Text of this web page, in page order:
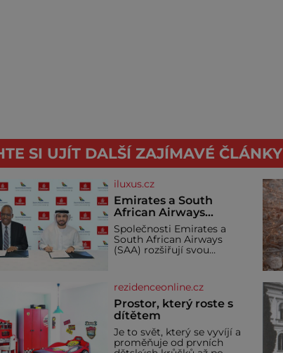
SI UJÍT DALŠÍ ZAJÍMAVÉ ČLÁNKY
iluxus.cz
Emirates a South
African Airways
rozšiřují partnerství.
Cestujícím nově
zpřístupní dalších
Společnosti Emirates a
South African Airways
(SAA) rozšiřují svou
dohoda zpřístupní
cestujícím devět dalších
destinací v jižní a střední
Africe a u
rezidenceonline.cz
Prostor, který roste s
dítětem
Je to svět, který se vyvíjí a
proměňuje od prvních